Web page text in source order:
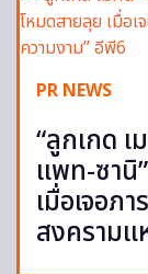
PR NEWS
“ลูกเกด เ
แพท-ซานิ
เมื่อเจอภ
สงครามแ